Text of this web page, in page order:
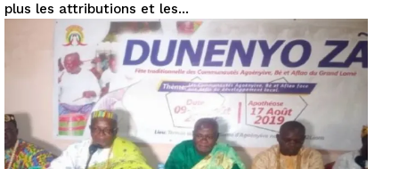
plus les attributions et les...